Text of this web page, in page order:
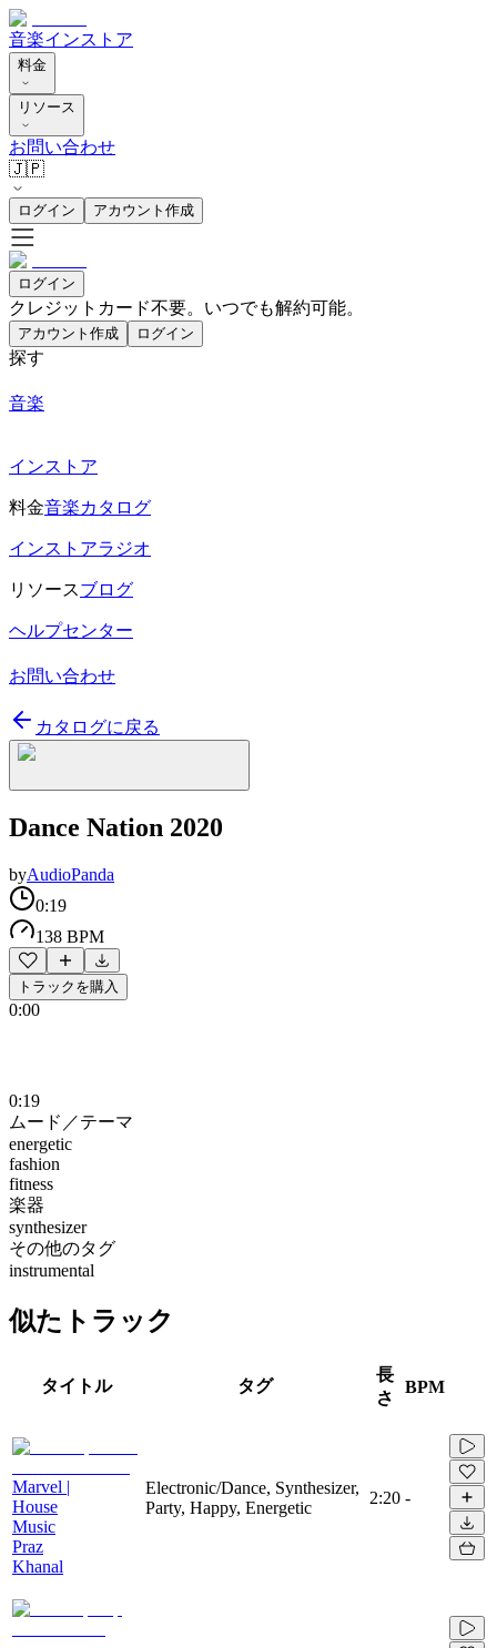
音楽インストア
料金
リソース
お問い合わせ
🇯🇵
ログイン アカウント作成
ログイン
クレジットカード不要。いつでも解約可能。
アカウント作成 ログイン
探す
音楽
インストア
料金音楽カタログ
インストアラジオ
リソースブログ
ヘルプセンター
お問い合わせ
カタログに戻る
Dance Nation 2020
byAudioPanda
0:19
138 BPM
トラックを購入
0:00
0:19
ムード／テーマ
energetic
fashion
fitness
楽器
synthesizer
その他のタグ
instrumental
似たトラック
タイトル タグ
長
さ
BPM
Marvel |
House
Music
Praz
Khanal
Electronic/Dance, Synthesizer,
Party, Happy, Energetic
2:20 -